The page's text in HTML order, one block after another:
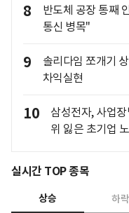
8
반도체 공장 통째
통신 병목"
9
솔리다임 쪼개기
차익실현
10
삼성전자, 사업
위 잃은 초기업
실시간 TOP 종목
상승 하락